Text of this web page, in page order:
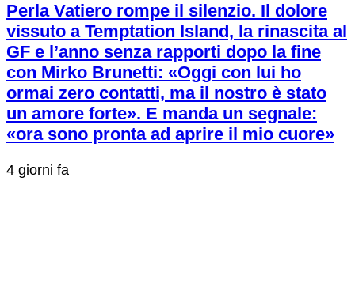
Perla Vatiero rompe il silenzio. Il dolore
vissuto a Temptation Island, la rinascita al
GF e l’anno senza rapporti dopo la fine
con Mirko Brunetti: «Oggi con lui ho
ormai zero contatti, ma il nostro è stato
un amore forte». E manda un segnale:
«ora sono pronta ad aprire il mio cuore»
4 giorni fa